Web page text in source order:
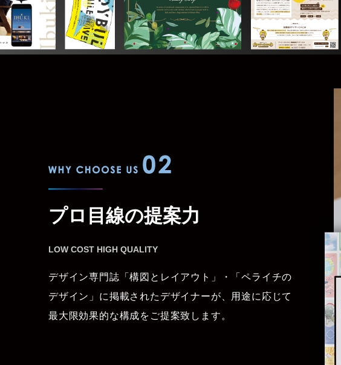
プロ目線の提案力
LOW COST HIGH QUALITY
デザイン専門誌「構図とレイアウト」・「ペライチの
デザイン」に掲載されたデザイナーが、用途に応じて
最大限効果的な構成をご提案致します。